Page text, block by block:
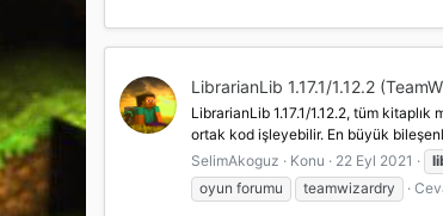
LibrarianLib 1.17.1/1.12.2
LibrarianLib 1.17.1/1.12.2, tüm
ortak kod işleyebilir. En büyük
SelimAkoguz
Konu 22 Eyl 2021
oyun forumu
teamwizardry